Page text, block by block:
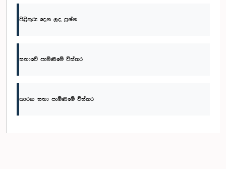
පිළිතුරු දෙන ලද ප්‍රශ්න
සභාවේ පැමිණීමේ විස්තර
කාරක සභා පැමිණීමේ විස්තර